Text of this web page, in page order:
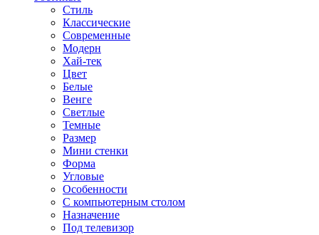
Стиль
Классические
Современные
Модерн
Хай-тек
Цвет
Белые
Венге
Светлые
Темные
Размер
Мини стенки
Форма
Угловые
Особенности
С компьютерным столом
Назначение
Под телевизор